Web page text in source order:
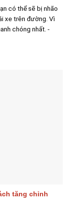
có thể sẽ bị nhão
xe trên đường. Vì
chóng nhất. -
tăng chỉnh